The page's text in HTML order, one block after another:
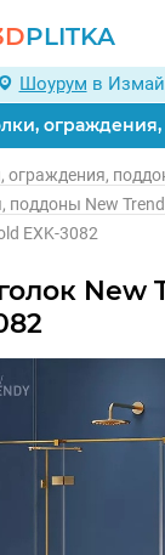
PLITKA
Шоурум в
ограждения,
поддоны New
EXK-3082
New